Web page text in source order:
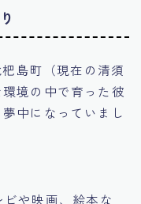
島町（現在の清須
境の中で育った彼
中になっていまし
や映画、絵本な